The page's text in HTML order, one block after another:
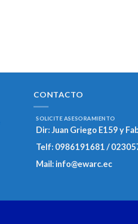
CONTACTO
SOLICITE ASESORAMIENTO
Dir: Juan Griego E159 y
Telf: 0986191681 /
Mail: info@ewarc.ec